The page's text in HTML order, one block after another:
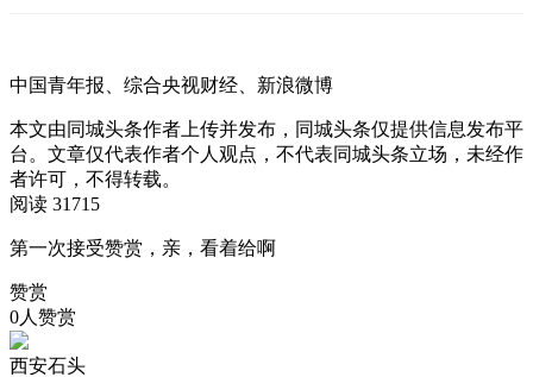
中国青年报、综合央视财经、新浪微博
本文由同城头条作者上传并发布，同城头条仅提供信息发布平
台。文章仅代表作者个人观点，不代表同城头条立场，未经作
者许可，不得转载。
阅读 31715
第一次接受赞赏，亲，看着给啊
赞赏
0人赞赏
西安石头